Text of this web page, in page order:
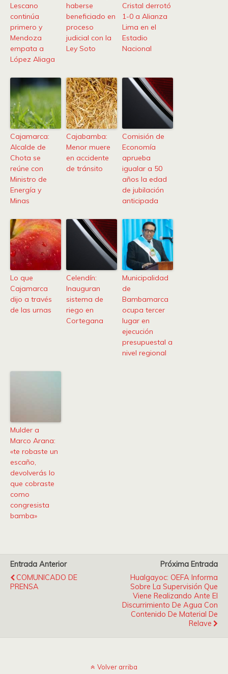
Lescano
continúa
primero y
Mendoza
empata a
López Aliaga
haberse
beneficiado en
proceso
judicial con la
Ley Soto
Cristal derrotó
1-0 a Alianza
Lima en el
Estadio
Nacional
Cajamarca:
Alcalde de
Chota se
reúne con
Ministro de
Energía y
Minas
Cajabamba:
Menor muere
en accidente
de tránsito
Comisión de
Economía
aprueba
igualar a 50
años la edad
de jubilación
anticipada
Lo que
Cajamarca
dijo a través
de las urnas
Celendín:
Inauguran
sistema de
riego en
Cortegana
Municipalidad
de
Bambamarca
ocupa tercer
lugar en
ejecución
presupuestal a
nivel regional
Mulder a
Marco Arana:
«te robaste un
escaño,
devolverás lo
que cobraste
como
congresista
bamba»
Entrada Anterior
COMUNICADO DE
PRENSA
Próxima Entrada
Hualgayoc: OEFA Informa
Sobre La Supervisión Que
Viene Realizando Ante El
Discurrimiento De Agua Con
Contenido De Material De
Relave
Volver arriba